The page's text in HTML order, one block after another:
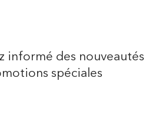
informé des nouveautés
spéciales